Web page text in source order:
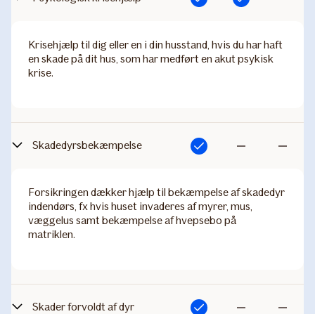
Krisehjælp til dig eller en i din husstand, hvis du har haft
en skade på dit hus, som har medført en akut psykisk
krise.
Skadedyrsbekæmpelse
Inkluderet
Forsikringen dækker hjælp til bekæmpelse af skadedyr
indendørs, fx hvis huset invaderes af myrer, mus,
væggelus samt bekæmpelse af hvepsebo på
matriklen.
Skader forvoldt af dyr
Inkluderet